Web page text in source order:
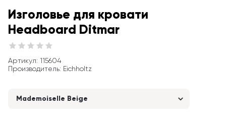
Изголовье для кровати
Headboard Ditmar
Артикул: 115604
Производитель: Eichholtz
Mademoiselle Beige